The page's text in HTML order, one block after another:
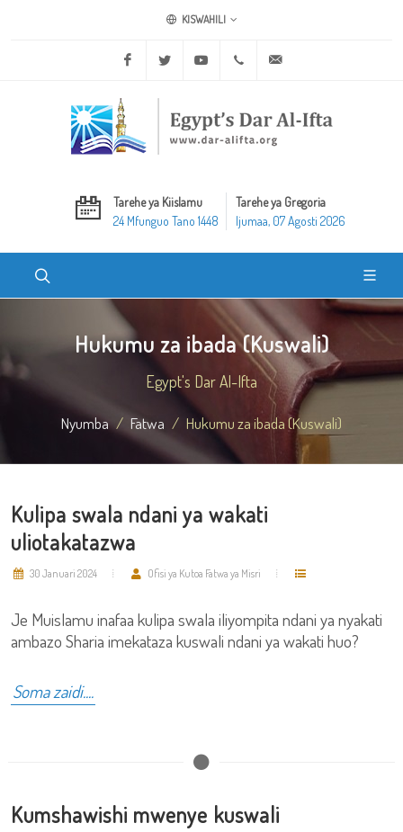
KISWAHILI
Facebook Twitter Youtube +20 2 25970400
Tarehe ya Kiislamu
24 Mfunguo Tano 1448
Tarehe ya Gregoria
Ijumaa, 07 Agosti 2026
Hukumu za ibada (Kuswali)
Egypt's Dar Al-Ifta
Nyumba Fatwa Hukumu za ibada (Kuswali)
Kulipa swala ndani ya wakati
uliotakatazwa
30 Januari 2024 Ofisi ya Kutoa Fatwa ya Misri
Je Muislamu inafaa kulipa swala iliyompita ndani ya nyakati
ambazo Sharia imekataza kuswali ndani ya wakati huo?
Soma zaidi....
Kumshawishi mwenye kuswali